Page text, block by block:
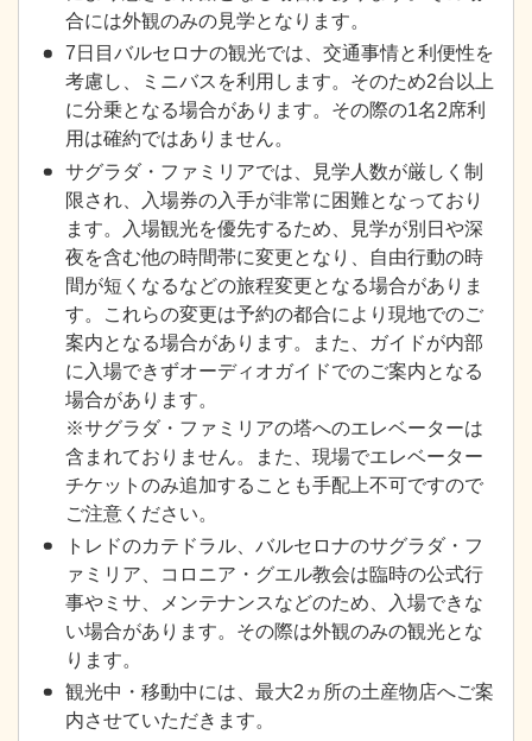
合には外観のみの見学となります。
7日目バルセロナの観光では、交通事情と利便性を
考慮し、ミニバスを利用します。そのため2台以上
に分乗となる場合があります。その際の1名2席利
用は確約ではありません。
サグラダ・ファミリアでは、見学人数が厳しく制
限され、入場券の入手が非常に困難となっており
ます。入場観光を優先するため、見学が別日や深
夜を含む他の時間帯に変更となり、自由行動の時
間が短くなるなどの旅程変更となる場合がありま
す。これらの変更は予約の都合により現地でのご
案内となる場合があります。また、ガイドが内部
に入場できずオーディオガイドでのご案内となる
場合があります。
※サグラダ・ファミリアの塔へのエレベーターは
含まれておりません。また、現場でエレベーター
チケットのみ追加することも手配上不可ですので
ご注意ください。
トレドのカテドラル、バルセロナのサグラダ・フ
ァミリア、コロニア・グエル教会は臨時の公式行
事やミサ、メンテナンスなどのため、入場できな
い場合があります。その際は外観のみの観光とな
ります。
観光中・移動中には、最大2ヵ所の土産物店へご案
内させていただきます。